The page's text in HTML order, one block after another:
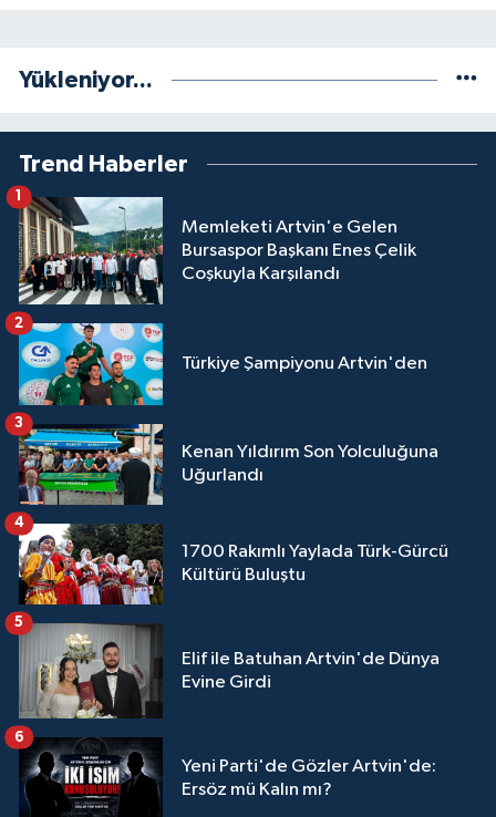
Yükleniyor...
Trend Haberler
Memleketi Artvin'e Gelen
Bursaspor Başkanı Enes Çelik
Coşkuyla Karşılandı
1
Türkiye Şampiyonu Artvin'den
2
Kenan Yıldırım Son Yolculuğuna
Uğurlandı
3
1700 Rakımlı Yaylada Türk-Gürcü
Kültürü Buluştu
4
Elif ile Batuhan Artvin'de Dünya
Evine Girdi
5
Yeni Parti'de Gözler Artvin'de:
Ersöz mü Kalın mı?
6